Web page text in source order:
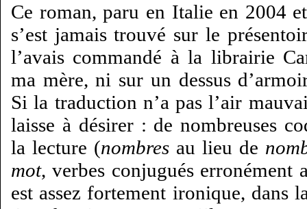
Ce roman, paru en Italie en 2004
s’est jamais trouvé sur le
l’avais commandé à la librairie
ma mère, ni sur un dessus
Si la traduction n’a pas l’air
laisse à désirer : de nombreuses
la lecture (nombres au lieu de
mot, verbes conjugués erronément
est assez fortement ironique, dans